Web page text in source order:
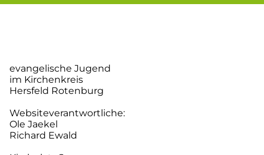
evangelische Jugend
im Kirchenkreis
Hersfeld Rotenburg
Websiteverantwortliche:
Ole Jaekel
Richard Ewald